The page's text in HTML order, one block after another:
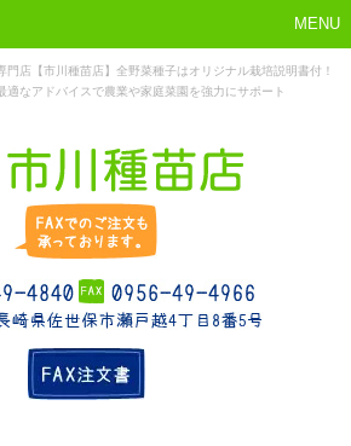
MENU
店【市川種苗店】全野菜種子はオリジナル栽培説明書付！
適なアドバイスで農業や家庭菜園を強力にサポート